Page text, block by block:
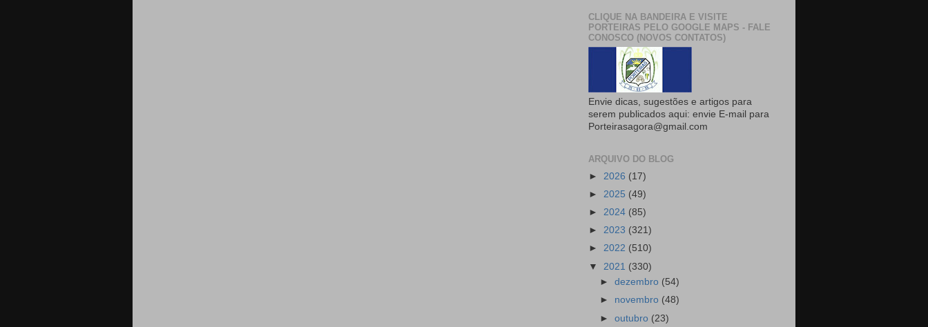
CLIQUE NA BANDEIRA E VISITE
PORTEIRAS PELO GOOGLE MAPS - FALE
CONOSCO (NOVOS CONTATOS)
Envie dicas, sugestões e artigos para
serem publicados aqui: envie E-mail para
Porteirasagora@gmail.com
ARQUIVO DO BLOG
► 2026 (17)
► 2025 (49)
► 2024 (85)
► 2023 (321)
► 2022 (510)
▼ 2021 (330)
►dezembro (54)
► novembro (48)
►outubro (23)